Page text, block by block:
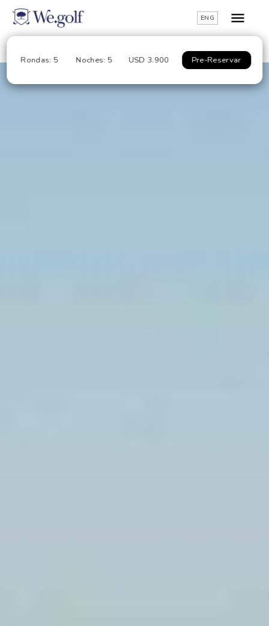
ENG
Rondas: 5 Noches: 5 USD 3.900 Pre-Reservar